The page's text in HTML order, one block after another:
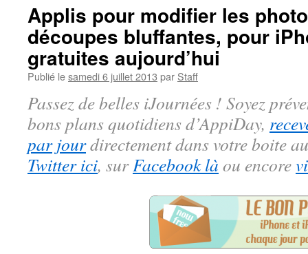
Applis pour modifier les
découpes bluffantes, pour
gratuites aujourd’hui
Publié lesamedi 6 juillet 2013 par Staff
Passez de belles iJournées ! Soyez
bons plans quotidiens d’AppiDay,
par jourdirectement dans votre boite
Twitter ici, surFacebook là ou encore